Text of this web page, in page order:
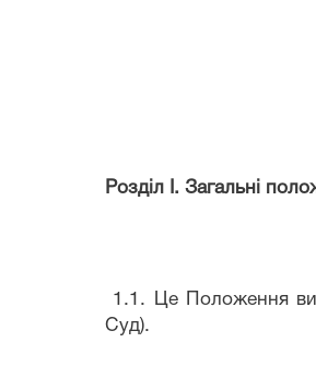
Розділ І. Загальні
1.1. Це Положення
Суд).